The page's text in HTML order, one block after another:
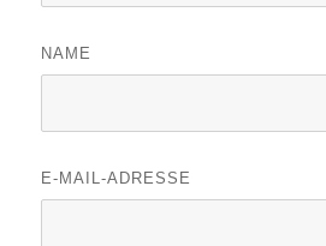
NAME
E-MAIL-ADRESSE